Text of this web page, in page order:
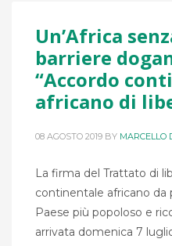
Un’Africa
barriere
“Accordo
africano di
08 AGOSTO 2019 BY MARCELLO
La firma del Trattato di
continentale africano da
Paese più popoloso e
arrivata domenica 7